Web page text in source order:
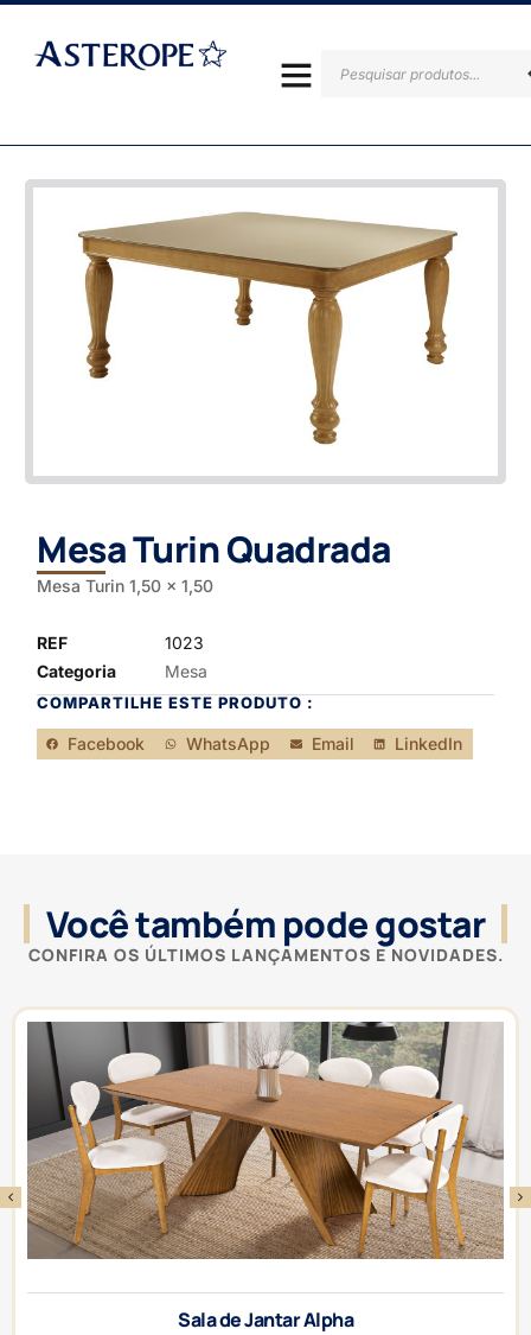
Mesa Turin Quadrada
Mesa Turin 1,50 x 1,50
REF
1023
Categoria
Mesa
COMPARTILHE ESTE PRODUTO :
Facebook WhatsApp Email LinkedIn
Você também pode gostar
CONFIRA OS ÚLTIMOS LANÇAMENTOS E NOVIDADES.
Sala de Jantar Alpha